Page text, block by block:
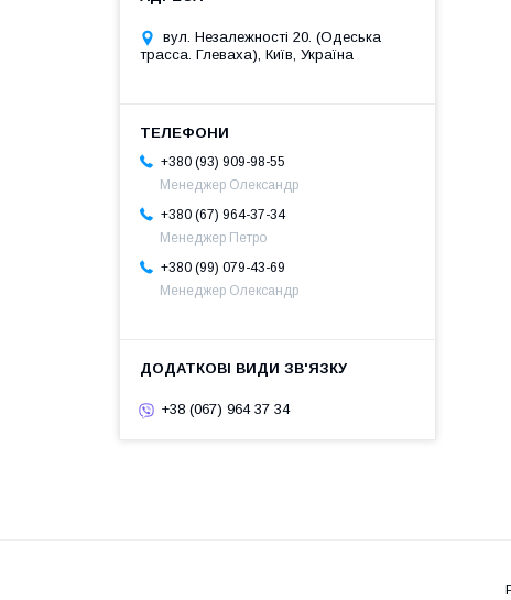
вул. Незалежності 20. (Одеська
трасса. Глеваха), Київ, Україна
+380 (93) 909-98-55
Менеджер Олександр
+380 (67) 964-37-34
Менеджер Петро
+380 (99) 079-43-69
Менеджер Олександр
+38 (067) 964 37 34